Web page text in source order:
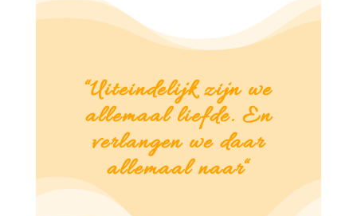
“Uiteindelijk zijn we
allemaal liefde. En
verlangen we daar
allemaal naar“